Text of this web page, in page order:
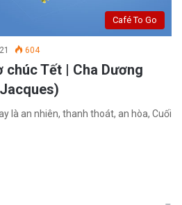
Café To Go
604
chúc Tết | Cha Dương
là an nhiên, thanh thoát, an hòa, Cuối